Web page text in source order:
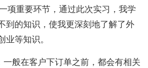
项重要环节，通过此次实习，我学
到的知识，使我更深刻地了解了外
业等知识。
般在客户下订单之前，都会有相关